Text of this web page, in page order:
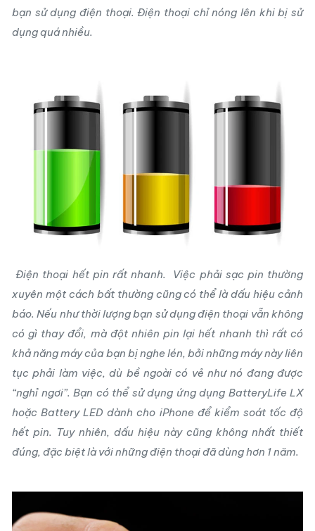
bạn sử dụng điện thoại. Điện thoại chỉ nóng lên khi bị sử
dụng quá nhiều.
Điện thoại hết pin rất nhanh. Việc phải sạc pin thường
xuyên một cách bất thường cũng có thể là dấu hiệu cảnh
báo. Nếu như thời lượng bạn sử dụng điện thoại vẫn không
có gì thay đổi, mà đột nhiên pin lại hết nhanh thì rất có
khả năng máy của bạn bị nghe lén, bởi những máy này liên
tục phải làm việc, dù bề ngoài có vẻ như nó đang được
“nghỉ ngơi”. Bạn có thể sử dụng ứng dụng BatteryLife LX
hoặc Battery LED dành cho iPhone để kiểm soát tốc độ
hết pin. Tuy nhiên, dấu hiệu này cũng không nhất thiết
đúng, đặc biệt là với những điện thoại đã dùng hơn 1 năm.